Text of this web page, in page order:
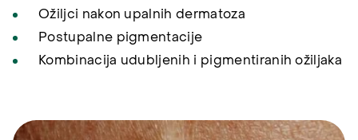
Ožiljci nakon upalnih dermatoza
Postupalne pigmentacije
Kombinacija udubljenih i pigmentiranih ožiljaka